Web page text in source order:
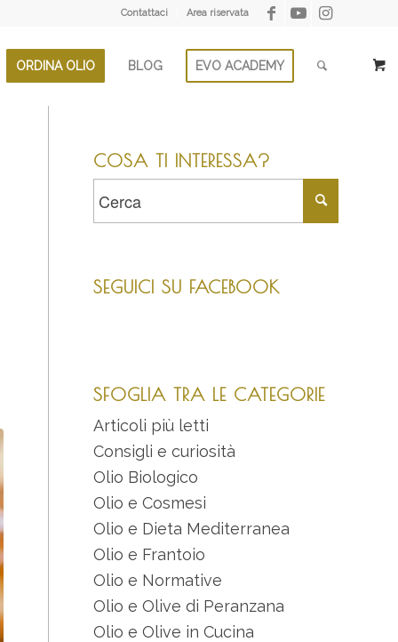
Contattaci Area riservata
ORDINA OLIO BLOG EVO ACADEMY
COSA TI INTERESSA?
SEGUICI SU FACEBOOK
SFOGLIA TRA LE CATEGORIE
Articoli più letti
Consigli e curiosità
Olio Biologico
Olio e Cosmesi
Olio e Dieta Mediterranea
Olio e Frantoio
Olio e Normative
Olio e Olive di Peranzana
Olio e Olive in Cucina